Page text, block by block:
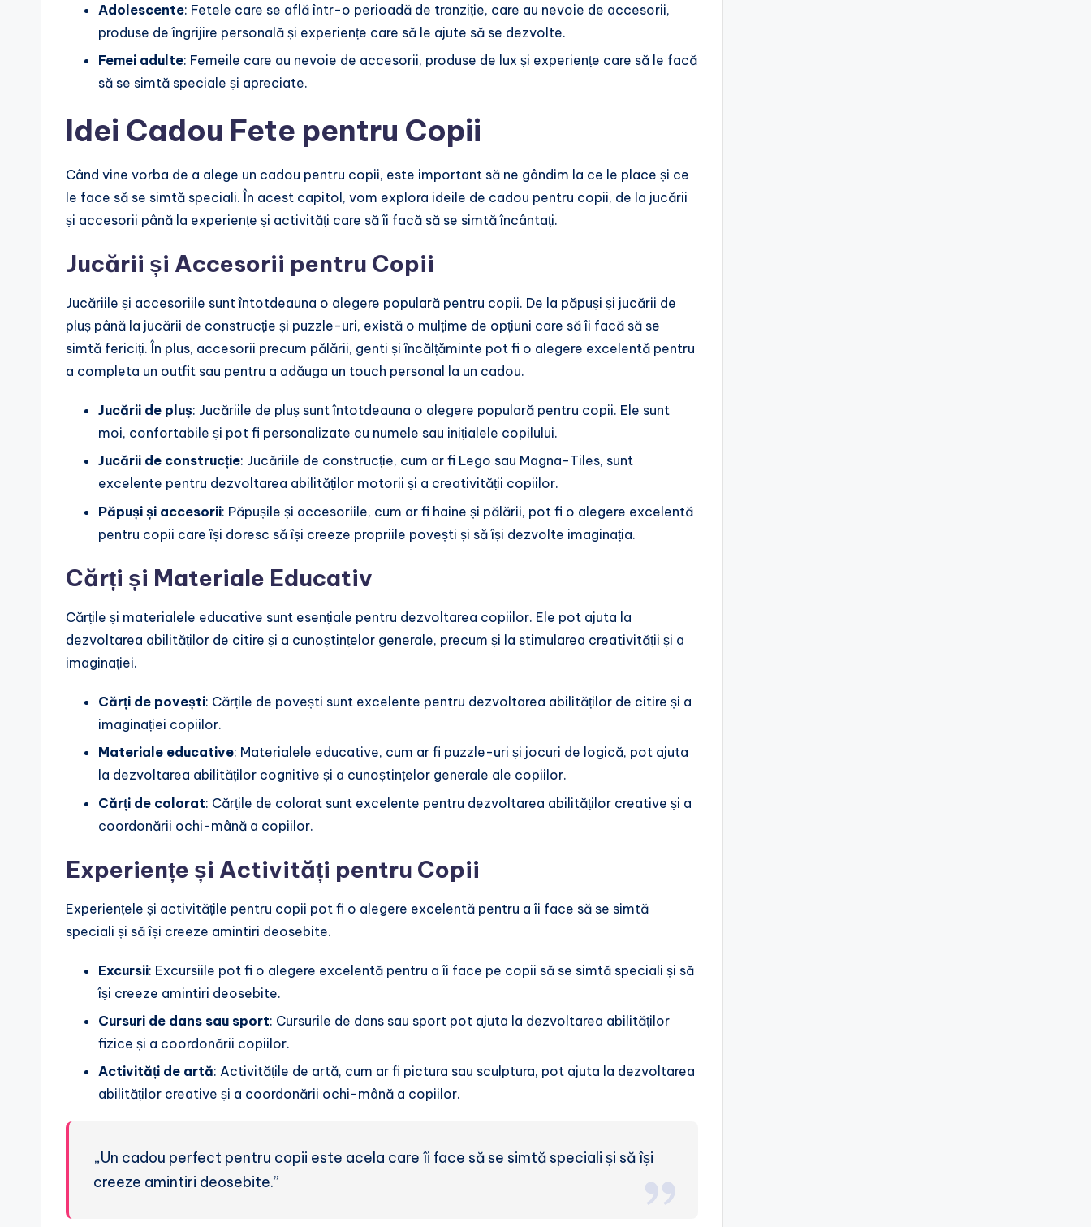
Adolescente: Fetele care se află într-o perioadă de tranziție, care au nevoie de accesorii,
produse de îngrijire personală și experiențe care să le ajute să se dezvolte.
Femei adulte: Femeile care au nevoie de accesorii, produse de lux și experiențe care să le facă
să se simtă speciale și apreciate.
Idei Cadou Fete pentru Copii
Când vine vorba de a alege un cadou pentru copii, este important să ne gândim la ce le place și ce
le face să se simtă speciali. În acest capitol, vom explora ideile de cadou pentru copii, de la jucării
și accesorii până la experiențe și activități care să îi facă să se simtă încântați.
Jucării și Accesorii pentru Copii
Jucăriile și accesoriile sunt întotdeauna o alegere populară pentru copii. De la păpuși și jucării de
pluș până la jucării de construcție și puzzle-uri, există o mulțime de opțiuni care să îi facă să se
simtă fericiți. În plus, accesorii precum pălării, genti și încălțăminte pot fi o alegere excelentă pentru
a completa un outfit sau pentru a adăuga un touch personal la un cadou.
Jucării de pluș: Jucăriile de pluș sunt întotdeauna o alegere populară pentru copii. Ele sunt
moi, confortabile și pot fi personalizate cu numele sau inițialele copilului.
Jucării de construcție: Jucăriile de construcție, cum ar fi Lego sau Magna-Tiles, sunt
excelente pentru dezvoltarea abilităților motorii și a creativității copiilor.
Păpuși și accesorii: Păpușile și accesoriile, cum ar fi haine și pălării, pot fi o alegere excelentă
pentru copii care își doresc să își creeze propriile povești și să își dezvolte imaginația.
Cărți și Materiale Educativ
Cărțile și materialele educative sunt esențiale pentru dezvoltarea copiilor. Ele pot ajuta la
dezvoltarea abilităților de citire și a cunoștințelor generale, precum și la stimularea creativității și a
imaginației.
Cărți de povești: Cărțile de povești sunt excelente pentru dezvoltarea abilităților de citire și a
imaginației copiilor.
Materiale educative: Materialele educative, cum ar fi puzzle-uri și jocuri de logică, pot ajuta
la dezvoltarea abilităților cognitive și a cunoștințelor generale ale copiilor.
Cărți de colorat: Cărțile de colorat sunt excelente pentru dezvoltarea abilităților creative și a
coordonării ochi-mână a copiilor.
Experiențe și Activități pentru Copii
Experiențele și activitățile pentru copii pot fi o alegere excelentă pentru a îi face să se simtă
speciali și să își creeze amintiri deosebite.
Excursii: Excursiile pot fi o alegere excelentă pentru a îi face pe copii să se simtă speciali și să
își creeze amintiri deosebite.
Cursuri de dans sau sport: Cursurile de dans sau sport pot ajuta la dezvoltarea abilităților
fizice și a coordonării copiilor.
Activități de artă: Activitățile de artă, cum ar fi pictura sau sculptura, pot ajuta la dezvoltarea
abilităților creative și a coordonării ochi-mână a copiilor.
„Un cadou perfect pentru copii este acela care îi face să se simtă speciali și să își
creeze amintiri deosebite.”